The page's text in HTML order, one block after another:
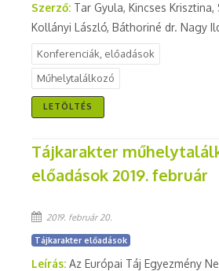
Szerző: Tar Gyula, Kincses
Kollányi László, Báthoriné dr. Nagy
Konferenciák, előadások
Műhelytalálkozó
LETÖLTÉS
Tájkarakter
előadások 2019. február
2019. február 20.
Tájkarakter előadások
Leírás: Az Európai Táj Egyezmény